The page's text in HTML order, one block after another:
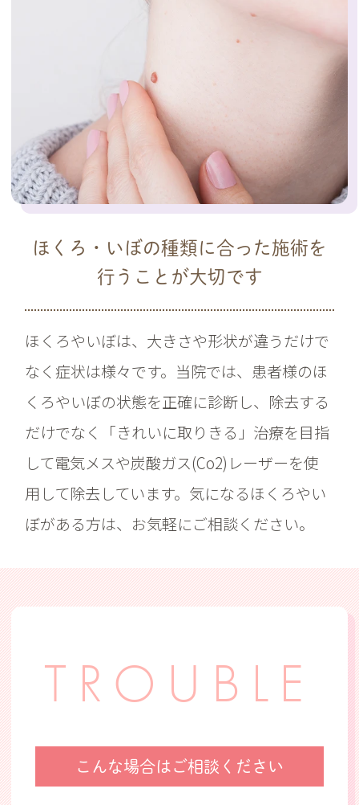
ほくろ・いぼの種類に合った施術を
行うことが大切です
ほくろやいぼは、大きさや形状が違うだけで
なく症状は様々です。当院では、患者様のほ
くろやいぼの状態を正確に診断し、除去する
だけでなく「きれいに取りきる」治療を目指
して電気メスや炭酸ガス(Co2)レーザーを使
用して除去しています。気になるほくろやい
ぼがある方は、お気軽にご相談ください。
TROUBLE
こんな場合はご相談ください